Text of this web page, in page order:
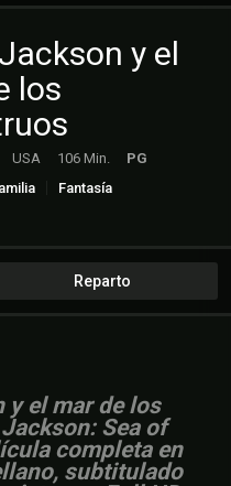
y el
los
USA 106 Min.
PG
Fantasía
Reparto
y el mar de los
Sea of
completa en
subtitulado